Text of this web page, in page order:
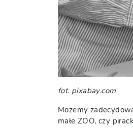
fot. pixabay.com
Możemy
małe ZOO, czy